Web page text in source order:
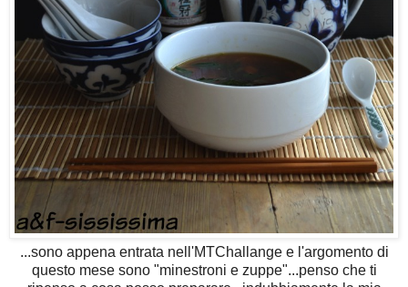
...sono appena entrata nell'MTChallange e l'argomento di
questo mese sono "minestroni e zuppe"...penso che ti